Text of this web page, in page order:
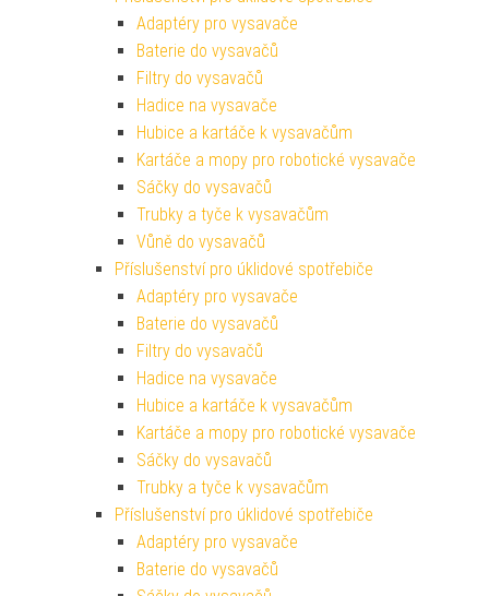
Adaptéry pro vysavače
Baterie do vysavačů
Filtry do vysavačů
Hadice na vysavače
Hubice a kartáče k vysavačům
Kartáče a mopy pro robotické vysavače
Sáčky do vysavačů
Trubky a tyče k vysavačům
Vůně do vysavačů
Příslušenství pro úklidové spotřebiče
Adaptéry pro vysavače
Baterie do vysavačů
Filtry do vysavačů
Hadice na vysavače
Hubice a kartáče k vysavačům
Kartáče a mopy pro robotické vysavače
Sáčky do vysavačů
Trubky a tyče k vysavačům
Příslušenství pro úklidové spotřebiče
Adaptéry pro vysavače
Baterie do vysavačů